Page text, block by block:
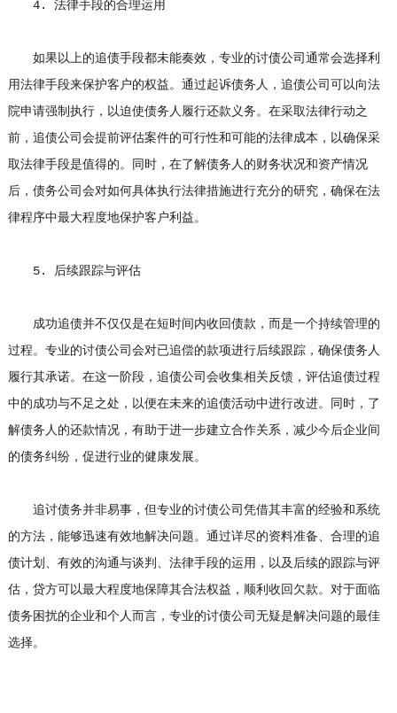
4. 法律手段的合理运用
如果以上的追债手段都未能奏效，专业的讨债公司通常会选择利
用法律手段来保护客户的权益。通过起诉债务人，追债公司可以向法
院申请强制执行，以迫使债务人履行还款义务。在采取法律行动之
前，追债公司会提前评估案件的可行性和可能的法律成本，以确保采
取法律手段是值得的。同时，在了解债务人的财务状况和资产情况
后，债务公司会对如何具体执行法律措施进行充分的研究，确保在法
律程序中最大程度地保护客户利益。
5. 后续跟踪与评估
成功追债并不仅仅是在短时间内收回债款，而是一个持续管理的
过程。专业的讨债公司会对已追偿的款项进行后续跟踪，确保债务人
履行其承诺。在这一阶段，追债公司会收集相关反馈，评估追债过程
中的成功与不足之处，以便在未来的追债活动中进行改进。同时，了
解债务人的还款情况，有助于进一步建立合作关系，减少今后企业间
的债务纠纷，促进行业的健康发展。
追讨债务并非易事，但专业的讨债公司凭借其丰富的经验和系统
的方法，能够迅速有效地解决问题。通过详尽的资料准备、合理的追
债计划、有效的沟通与谈判、法律手段的运用，以及后续的跟踪与评
估，贷方可以最大程度地保障其合法权益，顺利收回欠款。对于面临
债务困扰的企业和个人而言，专业的讨债公司无疑是解决问题的最佳
选择。